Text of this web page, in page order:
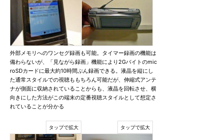
外部メモリへのワンセグ録画も可能。タイマー録画の機能は
備わらないが、「見ながら録画」機能により2Gバイトのmic
roSDカードに最大約10時間ぶん録画できる。液晶を縦にし
た通常スタイルでの視聴ももちろん可能だが、伸縮式アンテ
ナが側面に収納されていることからも、液晶を回転させ、横
向きにした方法がこの端末の定番視聴スタイルとして想定さ
れていることが分かる